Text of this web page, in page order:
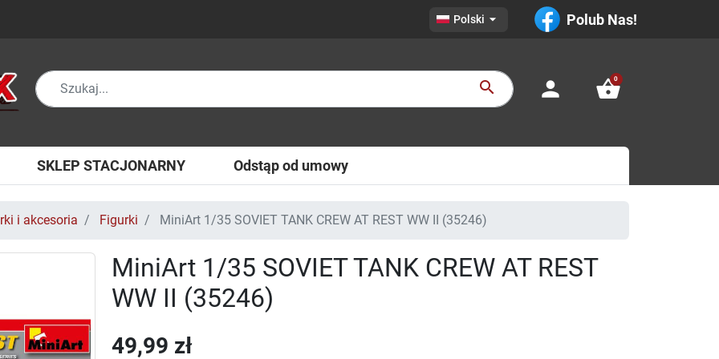
Polski  Polub Nas!
search person shopping_basket
0
SKLEP STACJONARNY Odstąp od umowy
i akcesoria Figurki MiniArt 1/35 SOVIET TANK CREW AT REST WW II (35246)
MiniArt 1/35 SOVIET TANK CREW AT REST
WW II (35246)
49,99 zł